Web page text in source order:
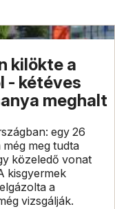
kilökte a
- kétéves
meghalt
egy 26
meg tudta
közeledő vonat
kisgyermek
a
vizsgálják.